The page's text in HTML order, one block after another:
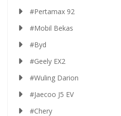
#Pertamax 92
#Mobil Bekas
#Byd
#Geely EX2
#Wuling Darion
#Jaecoo J5 EV
#Chery